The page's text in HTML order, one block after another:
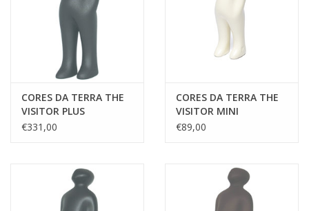
CORES DA TERRA THE
VISITOR PLUS
€331,00
CORES DA TERRA THE
VISITOR MINI
€89,00